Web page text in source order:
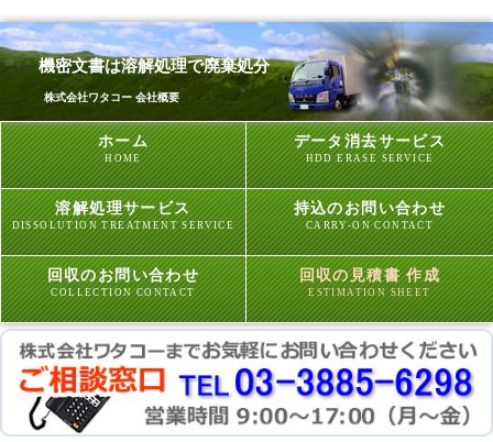
ホーム
HOME
データ消去サービス
HDD ERASE SERVICE
溶解処理サービス
DISSOLUTION TREATMENT SERVICE
持込のお問い合わせ
CARRY-ON CONTACT
回収のお問い合わせ
COLLECTION CONTACT
回収の見積書 作成
ESTIMATION SHEET
機密文書は溶解処理で廃棄処分
株式会社ワタコー 会社概要